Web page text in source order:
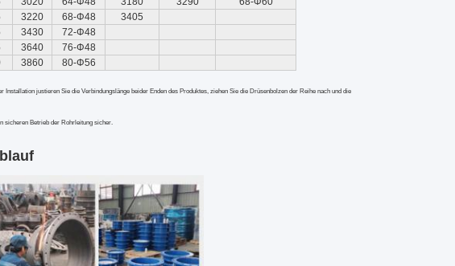
3220 68-Φ48
3405
3430
72-Φ48
3640
76-Φ48
3860 80-Φ56
justieren Sie die Verbindungslänge beider Enden des Produktes, ziehen Sie die Drüsenbolzen der Reihe nach und die
sicheren Betrieb der Rohrleitung sicher.